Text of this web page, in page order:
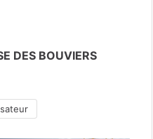
DES BOUVIERS